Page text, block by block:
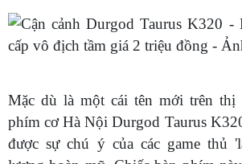
Mặc dù là một cái tên mới trên thị
phím cơ Hà Nội Durgod Taurus
được sự chú ý của các game thủ